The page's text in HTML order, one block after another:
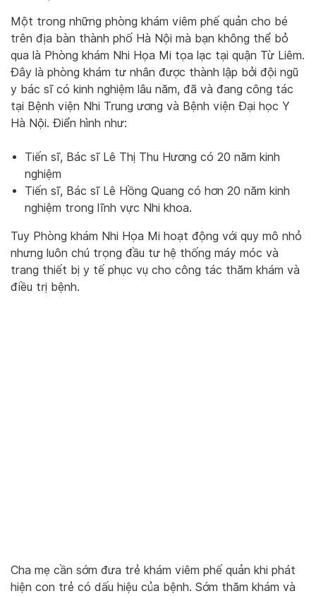
Một trong những phòng khám viêm phế quản cho bé
trên địa bàn thành phố Hà Nội mà bạn không thể bỏ
qua là Phòng khám Nhi Họa Mi tọa lạc tại quận Từ Liêm.
Đây là phòng khám tư nhân được thành lập bởi đội ngũ
y bác sĩ có kinh nghiệm lâu năm, đã và đang công tác
tại Bệnh viện Nhi Trung ương và Bệnh viện Đại học Y
Hà Nội. Điển hình như:
Tiến sĩ, Bác sĩ Lê Thị Thu Hương có 20 năm kinh
nghiệm
Tiến sĩ, Bác sĩ Lê Hồng Quang có hơn 20 năm kinh
nghiệm trong lĩnh vực Nhi khoa.
Tuy Phòng khám Nhi Họa Mi hoạt động với quy mô nhỏ
nhưng luôn chú trọng đầu tư hệ thống máy móc và
trang thiết bị y tế phục vụ cho công tác thăm khám và
điều trị bệnh.
Cha mẹ cần sớm đưa trẻ khám viêm phế quản khi phát
hiện con trẻ có dấu hiệu của bệnh. Sớm thăm khám và